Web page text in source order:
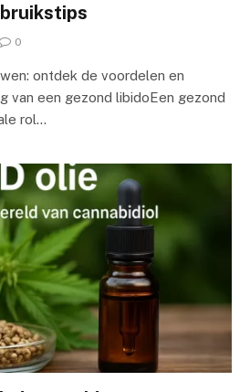
0
ontdek de voordelen en
van een gezond libidoEen gezond
rol…